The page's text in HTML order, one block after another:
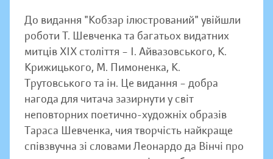
До видання "Кобзар ілюстрований" увійшли
роботи Т. Шевченка та багатьох видатних
митців ХІХ століття – І. Айвазовського, К.
Крижицького, М. Пимоненка, К.
Трутовського та ін. Це видання – добра
нагода для читача зазирнути у світ
неповторних поетично-художніх образів
Тараса Шевченка, чия творчість найкраще
співзвучна зі словами Леонардо да Вінчі про